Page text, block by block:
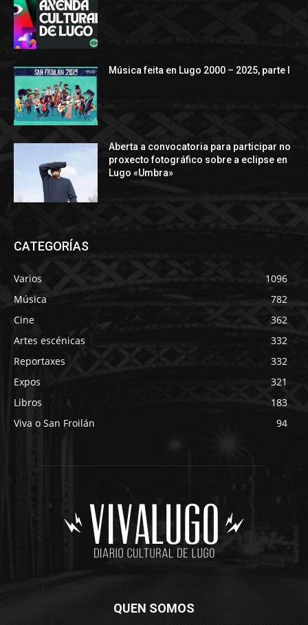
Música feita en Lugo 2000 – 2025, parte I
Aberta a convocatoria para participar no
proxecto fotográfico sobre a eclipse en
Lugo «Umbra»
CATEGORÍAS
Varios
1096
Música
782
Cine
362
Artes escénicas
332
Reportaxes
332
Expos
321
Libros
183
Viva o San Froilán
94
QUEN SOMOS